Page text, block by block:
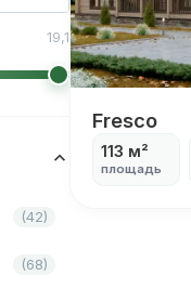
19,1
(42)
(68)
Fresco
Fresco
113 м²
площадь